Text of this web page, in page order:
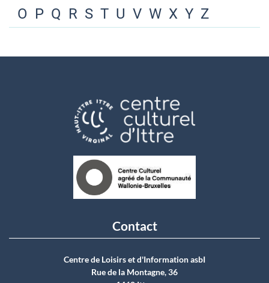
O P Q R S T U V W X Y Z
Contact
Centre de Loisirs et d'Information asbI
Rue de la Montagne, 36